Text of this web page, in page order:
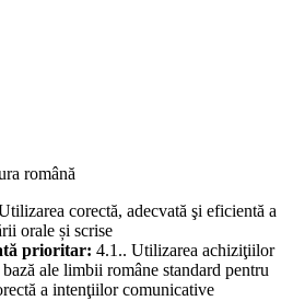
română
corectă, adecvată şi eficientă a
orale și scrise
prioritar: 4.1.. Utilizarea achiziţiilor
ale limbii române standard pentru
a intenţiilor comunicative